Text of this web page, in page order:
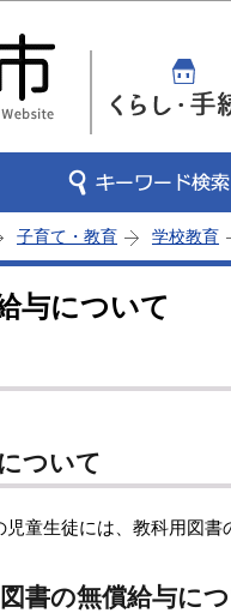
子育て・教育 学校教育
与について
ついて
童生徒には、教科用図書
書の無償給与に